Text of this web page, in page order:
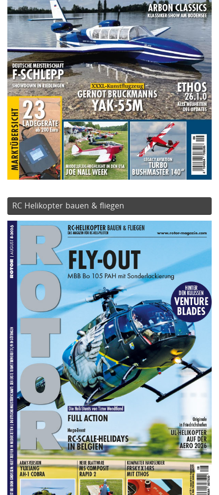
RC Helikopter bauen & fliegen